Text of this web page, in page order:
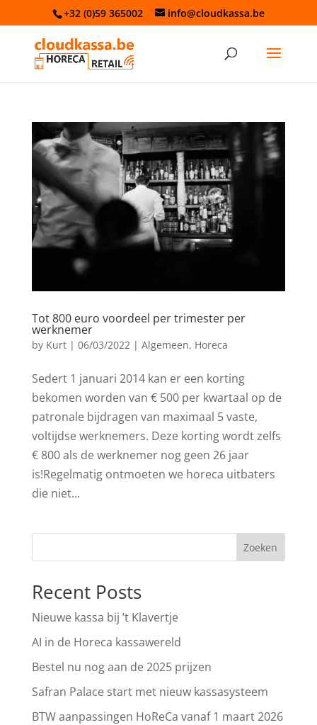
+32 (0)59 365002 info@cloudkassa.be
Tot 800 euro voordeel per trimester per
werknemer
by Kurt| 06/03/2022| Algemeen, Horeca
Sedert 1 januari 2014 kan er een korting
bekomen worden van € 500 per kwartaal op de
patronale bijdragen van maximaal 5 vaste,
voltijdse werknemers. Deze korting wordt zelfs
€ 800 als de werknemer nog geen 26 jaar
is!Regelmatig ontmoeten we horeca uitbaters
die niet...
Zoeken
Recent Posts
Nieuwe kassa bij ’t Klavertje
AI in de Horeca kassawereld
Bestel nu nog aan de 2025 prijzen
Safran Palace start met nieuw kassasysteem
BTW aanpassingen HoReCa vanaf 1 maart 2026